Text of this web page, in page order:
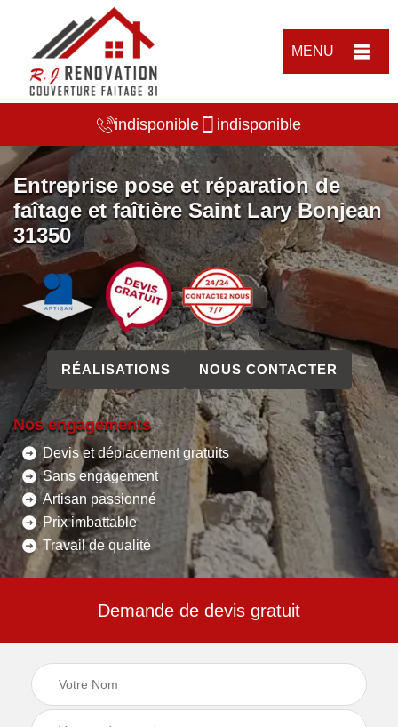
MENU
indisponible indisponible
Entreprise pose et réparation de
faîtage et faîtière Saint Lary Bonjean
31350
RÉALISATIONS NOUS CONTACTER
Nos engagements
Devis et déplacement gratuits
Sans engagement
Artisan passionné
Prix imbattable
Travail de qualité
Demande de devis gratuit